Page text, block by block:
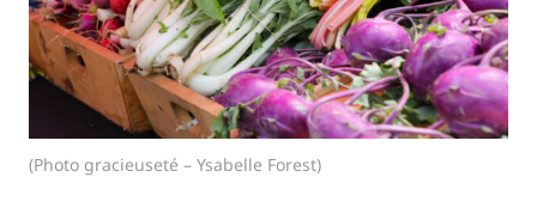
(Photo gracieuseté – Ysabelle Forest)